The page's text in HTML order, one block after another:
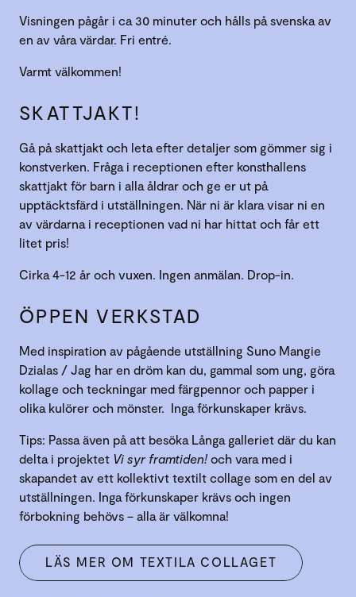
Visningen pågår i ca 30 minuter och hålls på svenska av
en av våra värdar. Fri entré.
Varmt välkommen!
SKATTJAKT!
Gå på skattjakt och leta efter detaljer som gömmer sig i
konstverken. Fråga i receptionen efter konsthallens
skattjakt för barn i alla åldrar och ge er ut på
upptäcktsfärd i utställningen. När ni är klara visar ni en
av värdarna i receptionen vad ni har hittat och får ett
litet pris!
Cirka 4-12 år och vuxen. Ingen anmälan. Drop-in.
ÖPPEN VERKSTAD
Med inspiration av pågående utställning Suno Mangie
Dzialas / Jag har en dröm kan du, gammal som ung, göra
kollage och teckningar med färgpennor och papper i
olika kulörer och mönster. Inga förkunskaper krävs.
Tips: Passa även på att besöka Långa galleriet där du kan
delta i projektet Vi syr framtiden! och vara med i
skapandet av ett kollektivt textilt collage som en del av
utställningen. Inga förkunskaper krävs och ingen
förbokning behövs – alla är välkomna!
LÄS MER OM TEXTILA COLLAGET